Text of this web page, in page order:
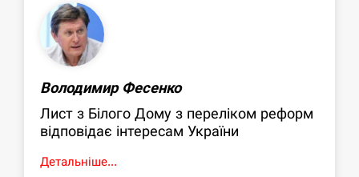
Володимир Фесенко
Лист з Білого Дому з переліком реформ
відповідає інтересам України
Детальніше...